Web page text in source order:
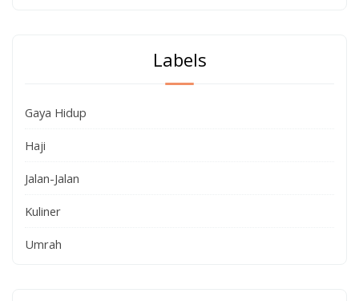
Labels
Gaya Hidup
Haji
Jalan-Jalan
Kuliner
Umrah